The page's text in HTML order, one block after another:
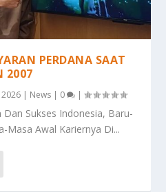
PERDANA SAAT
2007
2026 | News | 0 |
Sukses Indonesia, Baru-
Masa Awal Kariernya Di...